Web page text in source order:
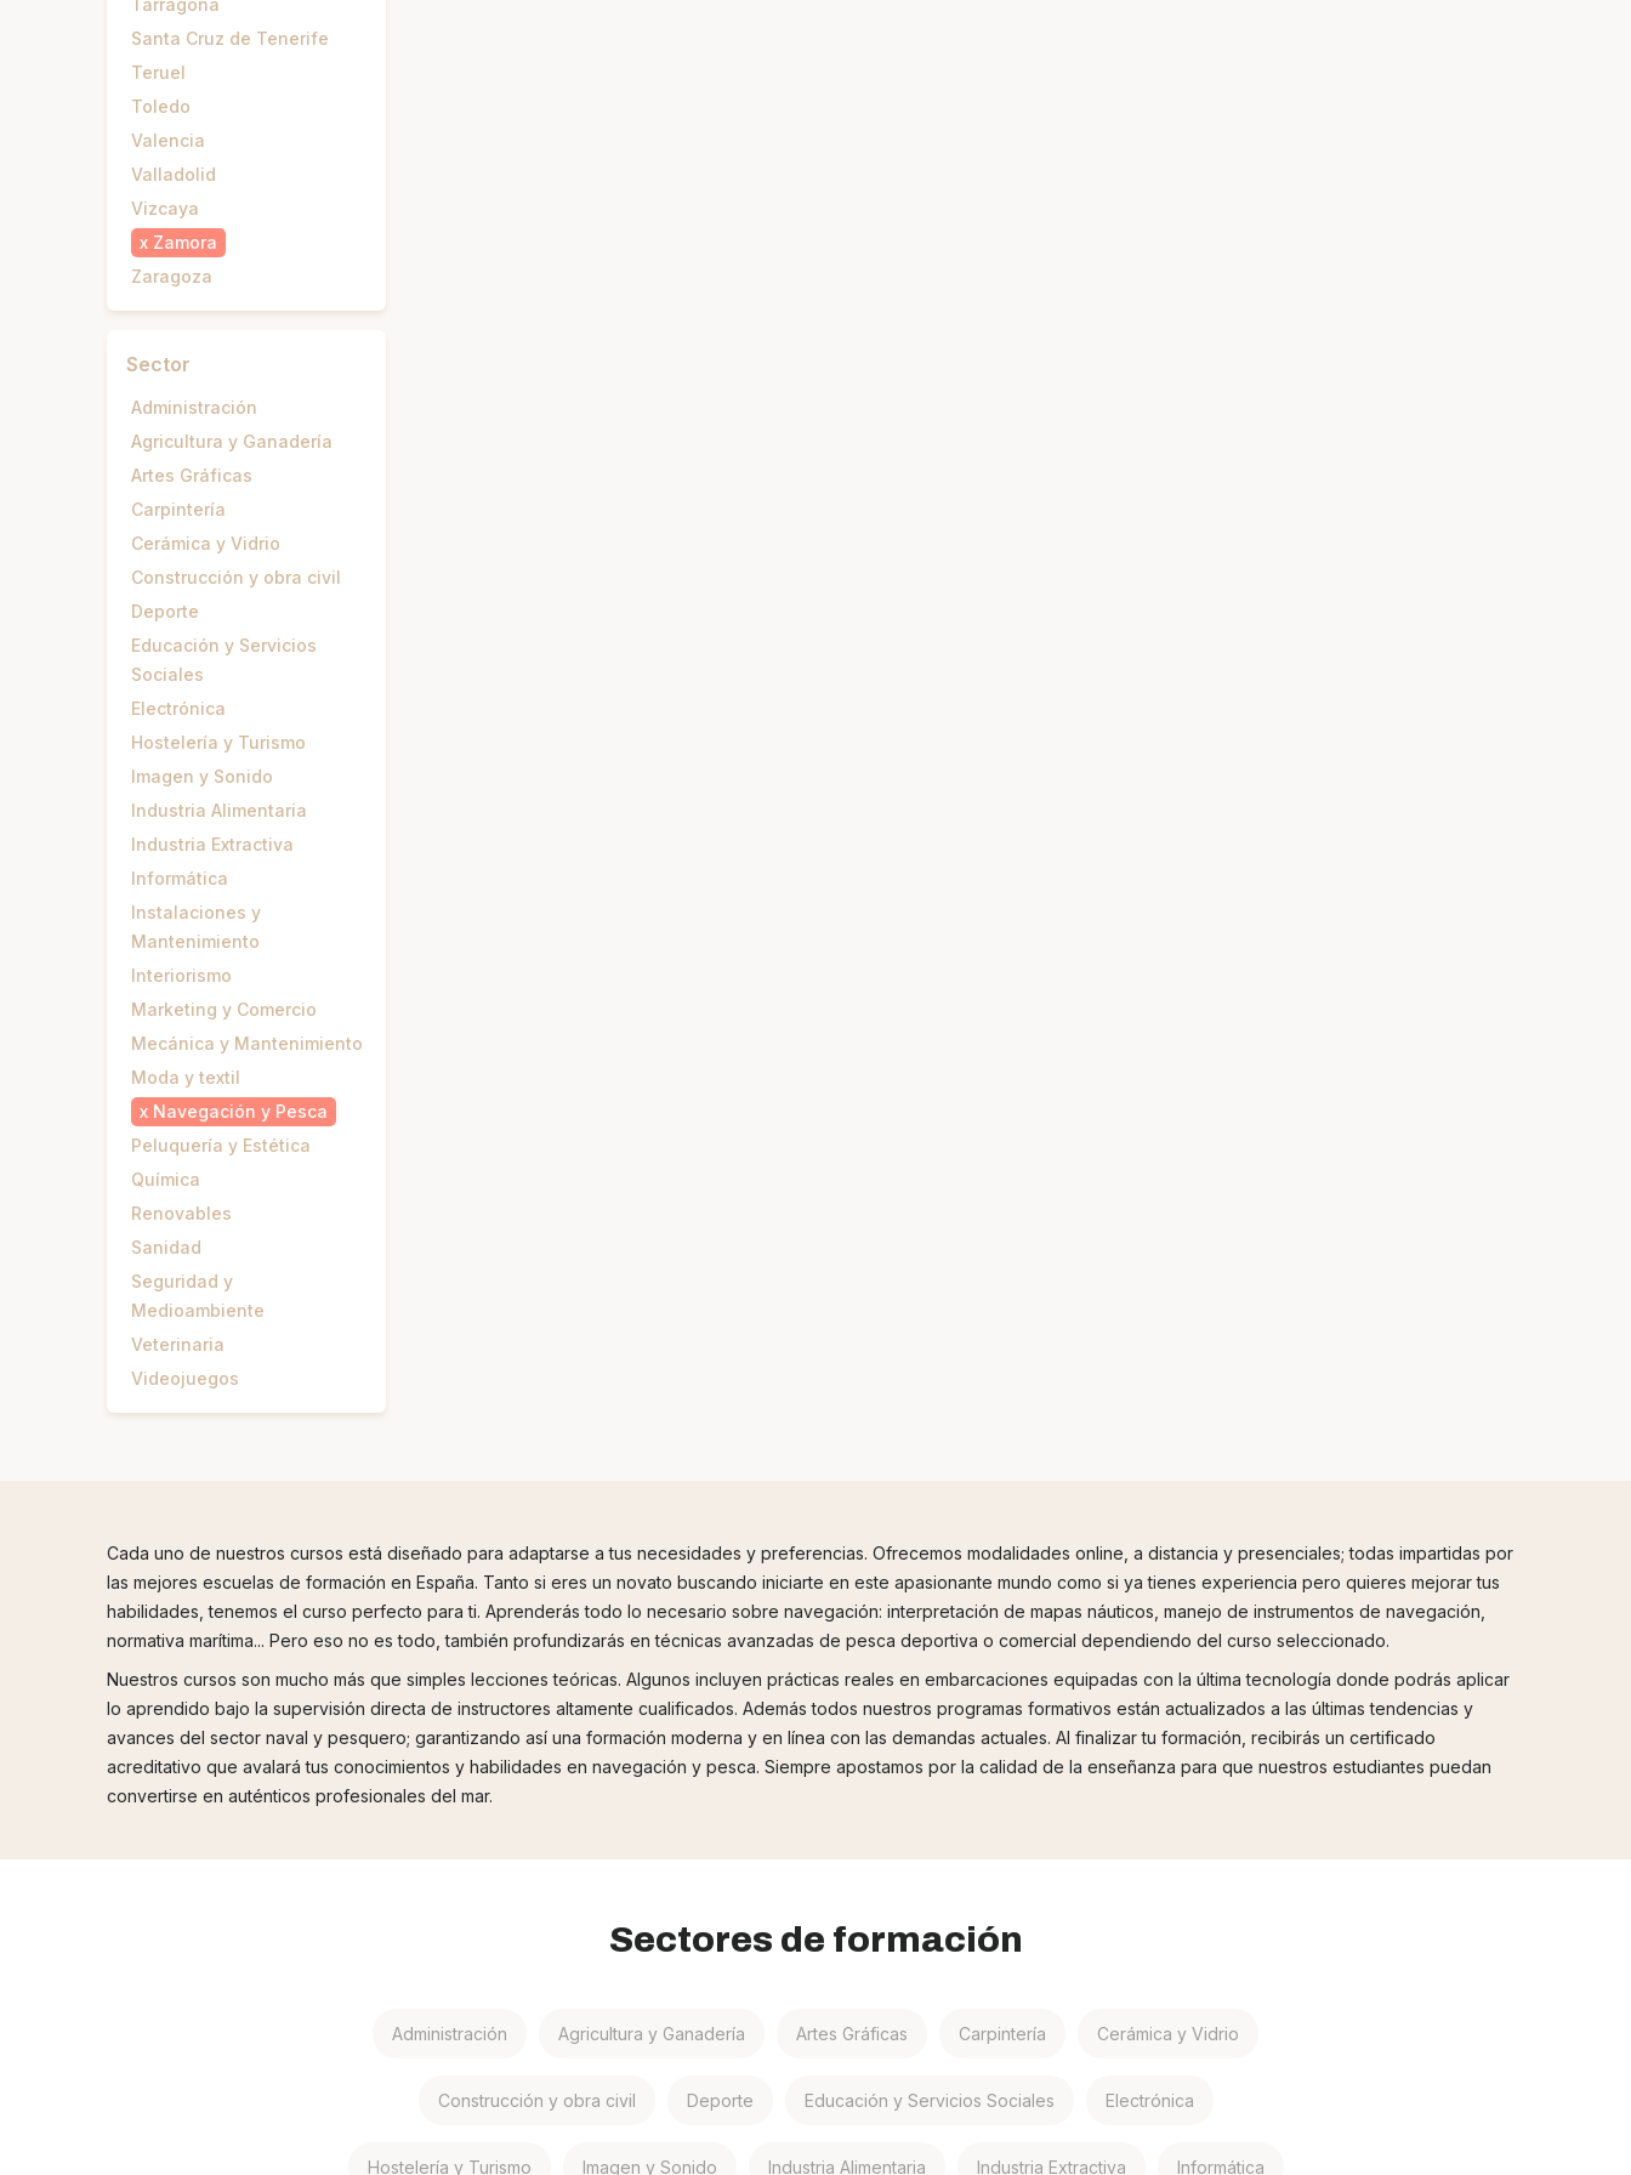
Tarragona
Santa Cruz de Tenerife
Teruel
Toledo
Valencia
Valladolid
Vizcaya
x Zamora
Zaragoza
Sector
Administración
Agricultura y Ganadería
Artes Gráficas
Carpintería
Cerámica y Vidrio
Construcción y obra civil
Deporte
Educación y Servicios
Sociales
Electrónica
Hostelería y Turismo
Imagen y Sonido
Industria Alimentaria
Industria Extractiva
Informática
Instalaciones y
Mantenimiento
Interiorismo
Marketing y Comercio
Mecánica y Mantenimiento
Moda y textil
x Navegación y Pesca
Peluquería y Estética
Química
Renovables
Sanidad
Seguridad y
Medioambiente
Veterinaria
Videojuegos
Cada uno de nuestros cursos está diseñado para adaptarse a tus necesidades y preferencias. Ofrecemos modalidades online, a distancia y presenciales; todas impartidas por
las mejores escuelas de formación en España. Tanto si eres un novato buscando iniciarte en este apasionante mundo como si ya tienes experiencia pero quieres mejorar tus
habilidades, tenemos el curso perfecto para ti. Aprenderás todo lo necesario sobre navegación: interpretación de mapas náuticos, manejo de instrumentos de navegación,
normativa marítima... Pero eso no es todo, también profundizarás en técnicas avanzadas de pesca deportiva o comercial dependiendo del curso seleccionado.
Nuestros cursos son mucho más que simples lecciones teóricas. Algunos incluyen prácticas reales en embarcaciones equipadas con la última tecnología donde podrás aplicar
lo aprendido bajo la supervisión directa de instructores altamente cualificados. Además todos nuestros programas formativos están actualizados a las últimas tendencias y
avances del sector naval y pesquero; garantizando así una formación moderna y en línea con las demandas actuales. Al finalizar tu formación, recibirás un certificado
acreditativo que avalará tus conocimientos y habilidades en navegación y pesca. Siempre apostamos por la calidad de la enseñanza para que nuestros estudiantes puedan
convertirse en auténticos profesionales del mar.
Sectores de formación
Administración Agricultura y Ganadería Artes Gráficas Carpintería Cerámica y Vidrio
Construcción y obra civil Deporte Educación y Servicios Sociales Electrónica
Hostelería y Turismo Imagen y Sonido Industria Alimentaria Industria Extractiva Informática